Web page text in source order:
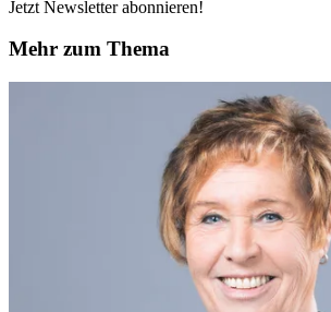
Jetzt Newsletter abonnieren!
Mehr zum Thema